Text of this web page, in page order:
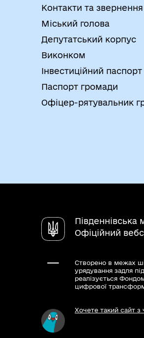
Контакти та звернення
Міський голова
Депутатський корпус
Виконком
Інвестиційний паспорт
Паспорт громади
Офіцер-рятувальник
Південнівська
Офіційний
Створено в межах
урядування задля
реалізується
цифрової
Хочете такий сайт з